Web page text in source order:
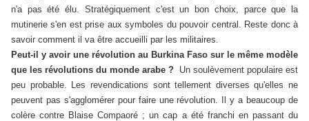
n'a pas été élu. Stratégiquement c'est un bon choix, parce que la
mutinerie s'en est prise aux symboles du pouvoir central. Reste donc à
savoir comment il va être accueilli par les militaires.
Peut-il y avoir une révolution au Burkina Faso sur le même modèle
que les révolutions du monde arabe ? Un soulèvement populaire est
peu probable. Les revendications sont tellement diverses qu'elles ne
peuvent pas s'agglomérer pour faire une révolution. Il y a beaucoup de
colère contre Blaise Compaoré ; un cap a été franchi en passant du